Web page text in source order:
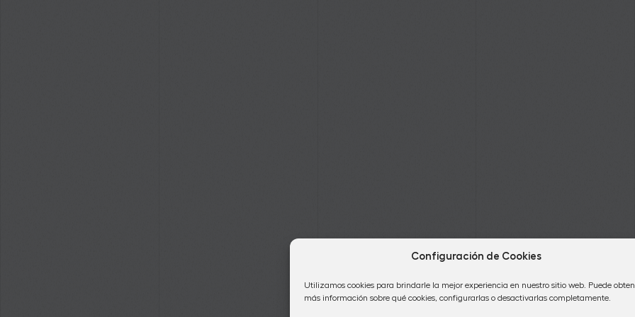
Configuración de Cookies
Utilizamos cookies para brindarle la mejor experiencia en nuestro sitio web. Puede
más información sobre qué cookies, configurarlas o desactivarlas completamente.